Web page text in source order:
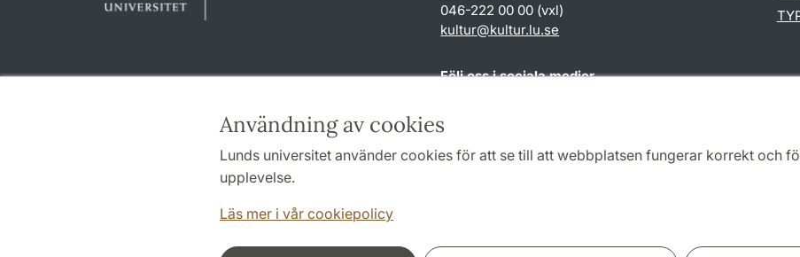
Användning av cookies
Lunds universitet använder cookies för att se till att webbplatsen fungerar korrekt och
upplevelse.
Läs mer i vår cookiepolicy
046-222 00 00 (vxl)
kultur@kultur.lu.se
Följ oss i sociala medier